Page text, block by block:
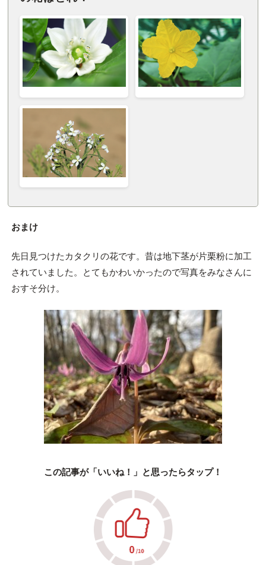
おまけ
先日見つけたカタクリの花です。昔は地下茎が片栗粉に加工
されていました。とてもかわいかったので写真をみなさんに
おすそ分け。
この記事が「いいね！」と思ったらタップ！